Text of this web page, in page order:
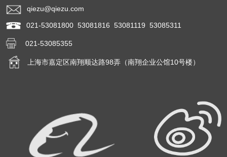
上海市嘉定区南翔顺达路98弄（南翔企业公馆10号楼）
021-53081800 53081816 53081119 53085311
021-53085355
qiezu@qiezu.com